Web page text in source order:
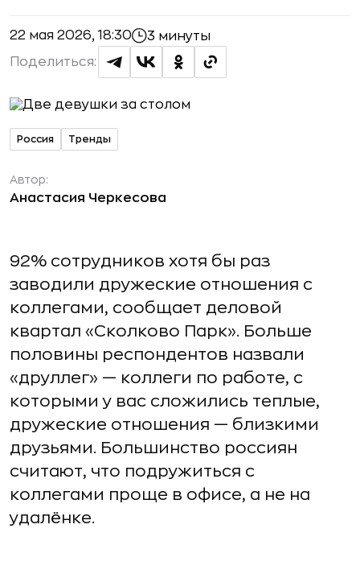
22 мая 2026, 18:30 3 минуты
Поделиться:
Россия Тренды
Автор:
Анастасия Черкесова
92% сотрудников хотя бы раз
заводили дружеские отношения с
коллегами, сообщает деловой
квартал «Сколково Парк». Больше
половины респондентов назвали
«друллег» — коллеги по работе, с
которыми у вас сложились теплые,
дружеские отношения — близкими
друзьями. Большинство россиян
считают, что подружиться с
коллегами проще в офисе, а не на
удалёнке.